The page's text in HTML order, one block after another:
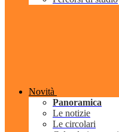
Novità
Panoramica
Le notizie
Le circolari